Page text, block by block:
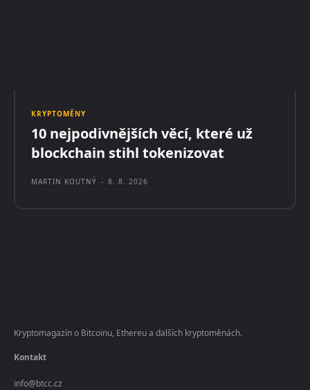
KRYPTOMĚNY
10 nejpodivnějších věcí, které už
blockchain stihl tokenizovat
MARTIN KOUTNÝ - 8. 8. 2026
Kryptomagazín o Bitcoinu, Ethereu a dalších kryptoměnách.
Kontakt
info@btcc.cz